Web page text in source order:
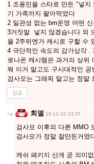
1 조용민을 스타로 만든 "넣
기 가족까지 팔아먹었다
2 일관성 없는 bm운영 어떤
3거짓말 넣지 않겠습니다 외
을 2주뒤엔가 캐시로 구할 수
4 극단적인 속도의 감가상각 .
로나온 캐시템은 과거의 상위
뭐 이거 말고도 구시대적인
검사모는 그래픽 말고는 정말
답글
회멸 19-11-16 23:37
검사모 이후의 다른 MMO
검사모가 정말 잘만든거였
캐쉬 패키지 산게 곧 의미